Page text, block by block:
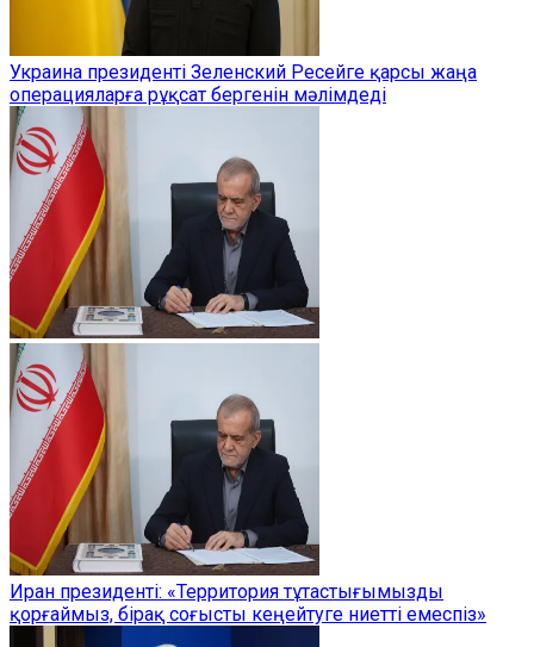
Украина президенті Зеленский Ресейге қарсы жаңа
операцияларға рұқсат бергенін мәлімдеді
Иран президенті: «Территория тұтастығымызды
қорғаймыз, бірақ соғысты кеңейтуге ниетті емеспіз»